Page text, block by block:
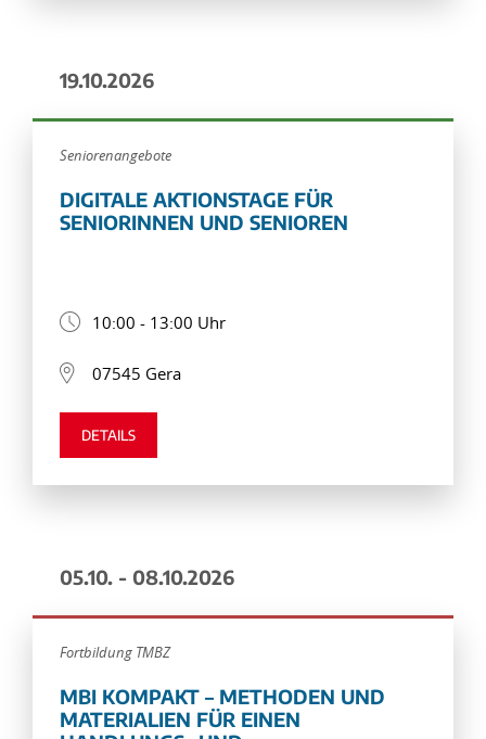
19.10.2026
Seniorenangebote
DIGITALE AKTIONSTAGE FÜR
SENIORINNEN UND SENIOREN
10:00 - 13:00 Uhr
07545 Gera
DETAILS
05.10. - 08.10.2026
Fortbildung TMBZ
MBI KOMPAKT – METHODEN UND
MATERIALIEN FÜR EINEN